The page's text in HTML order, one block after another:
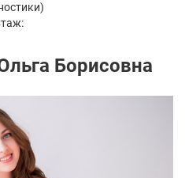
Борисовна